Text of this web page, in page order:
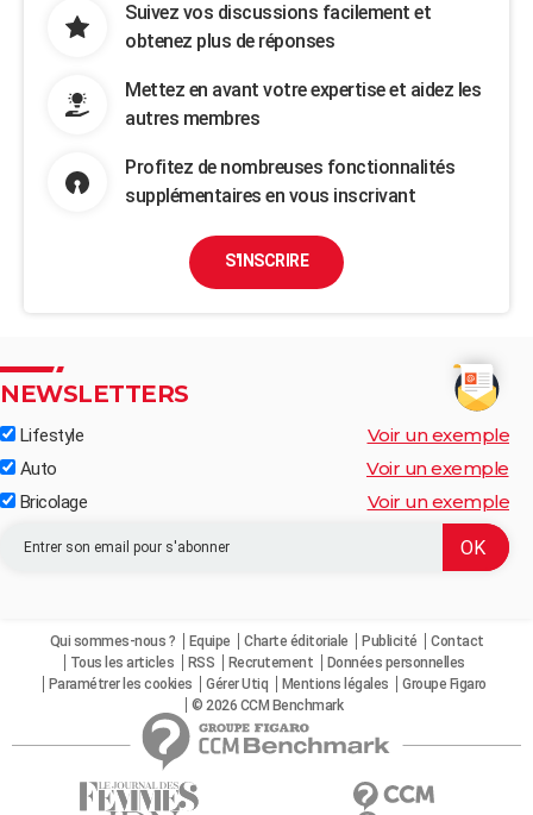
Suivez vos discussions facilement et
obtenez plus de réponses
Mettez en avant votre expertise et aidez les
autres membres
Profitez de nombreuses fonctionnalités
supplémentaires en vous inscrivant
S'INSCRIRE
NEWSLETTERS
Lifestyle Voir un exemple
Auto Voir un exemple
Bricolage Voir un exemple
Qui sommes-nous ? Equipe Charte éditoriale Publicité
Contact
Tous les articles
RSS Recrutement
Données personnelles
Paramétrer les cookies
Gérer Utiq Mentions légales
Groupe Figaro
© 2026 CCM Benchmark